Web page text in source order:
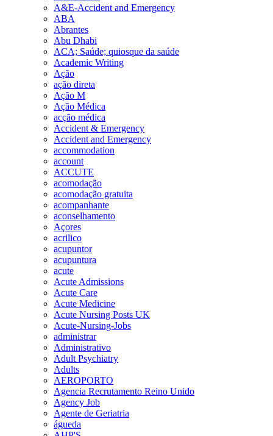
A&E-Accident and Emergency
ABA
Abrantes
Abu Dhabi
ACA; Saúde; quiosque da saúde
Academic Writing
Ação
ação direta
Ação M
Ação Médica
acção médica
Accident & Emergency
Accident and Emergency
accommodation
account
ACCUTE
acomodação
acomodação gratuita
acompanhante
aconselhamento
Açores
acrilico
acupuntor
acupuntura
acute
Acute Admissions
Acute Care
Acute Medicine
Acute Nursing Posts UK
Acute-Nursing-Jobs
administrar
Administrativo
Adult Psychiatry
Adults
AEROPORTO
Agencia Recrutamento Reino Unido
Agency Job
Agente de Geriatria
águeda